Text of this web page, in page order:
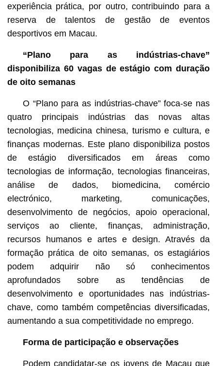
experiência prática, por outro, contribuindo para a
reserva de talentos de gestão de eventos
desportivos em Macau.
“Plano para as indústrias-chave”
disponibiliza 60 vagas de estágio com duração
de oito semanas
O “Plano para as indústrias-chave” foca-se nas
quatro principais indústrias das novas altas
tecnologias, medicina chinesa, turismo e cultura, e
finanças modernas. Este plano disponibiliza postos
de estágio diversificados em áreas como
tecnologias de informação, tecnologias financeiras,
análise de dados, biomedicina, comércio
electrónico, marketing, comunicações,
desenvolvimento de negócios, apoio operacional,
serviços ao cliente, finanças, administração,
recursos humanos e artes e design. Através da
formação prática de oito semanas, os estagiários
podem adquirir não só conhecimentos
aprofundados sobre as tendências de
desenvolvimento e oportunidades nas indústrias-
chave, como também competências diversificadas,
aumentando a sua competitividade no emprego.
Forma de participação e observações
Podem candidatar-se os jovens de Macau que